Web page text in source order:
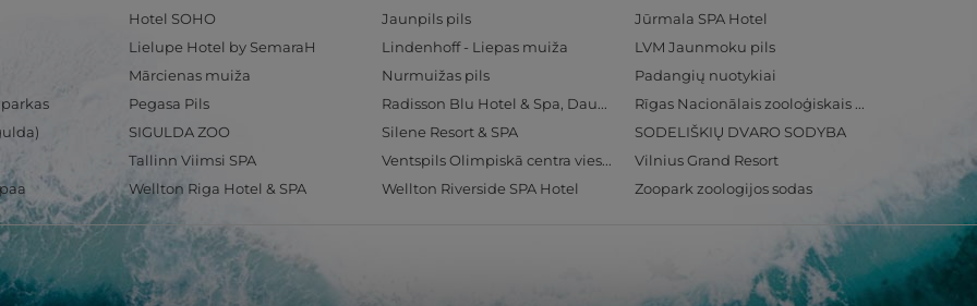
Hotel SOHO Jaunpils pils
Jūrmala SPA Hotel
Lielupe Hotel by SemaraH Lindenhoff - Liepas muiža
LVM Jaunmoku pils
Mārcienas muiža Nurmuižas pils
Padangių nuotykiai
Pegasa Pils Radisson Blu Hotel & Spa, Daugava Riga
Rīgas Nacionālais zooloģiskais dārzs
SIGULDA ZOO Silene Resort & SPA
SODELIŠKIŲ DVARO SODYBA
Tallinn Viimsi SPA Ventspils Olimpiskā centra viesnīca
Vilnius Grand Resort
Wellton Riga Hotel & SPA Wellton Riverside SPA Hotel Zoopark zoologijos sodas